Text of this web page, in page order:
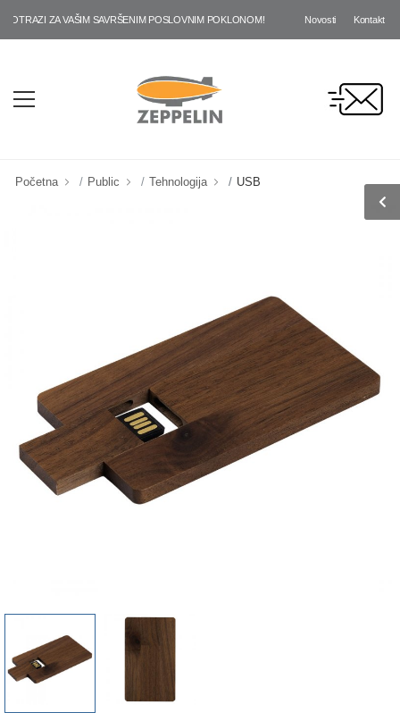
ZA VAŠIM SAVRŠENIM POSLOVNIM POKLONOM! Novosti Kontakt
Početna Public Tehnologija USB